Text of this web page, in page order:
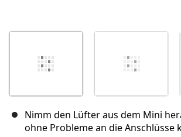
Nimm den Lüfter aus dem Mini
ohne Probleme an die Anschlüsse